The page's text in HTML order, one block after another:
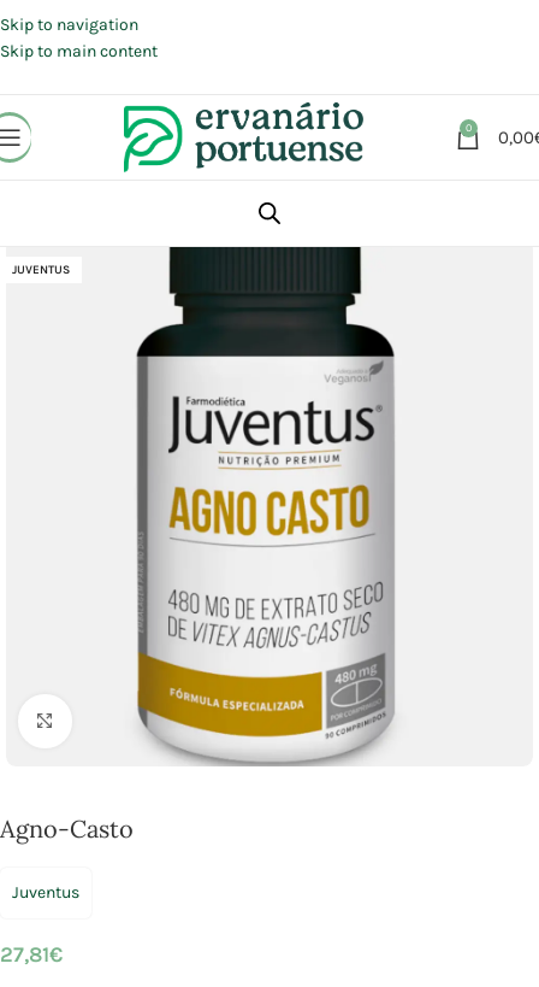
Skip to navigation
Skip to main content
0 0,00
Suplementos alimentares
JUVENTUS
Click to enlarge
Agno-Casto
Juventus
27,81€